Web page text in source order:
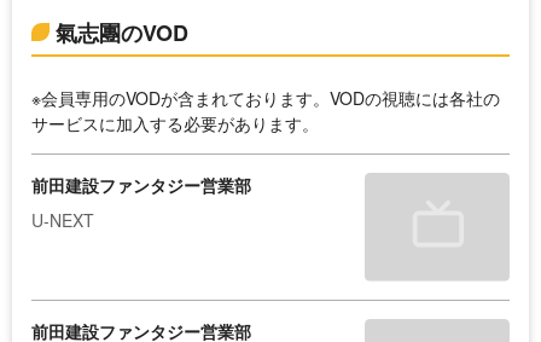
氣志團のVOD
※会員専用のVODが含まれております。VODの視聴には各社の
サービスに加入する必要があります。
前田建設ファンタジー営業部
U-NEXT
前田建設ファンタジー営業部